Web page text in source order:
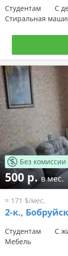
Студентам
С
Стиральная
Без комиссии
500 р.в мес.
≈ 171 $/мес.
2-к.,
Студентам С
Мебель